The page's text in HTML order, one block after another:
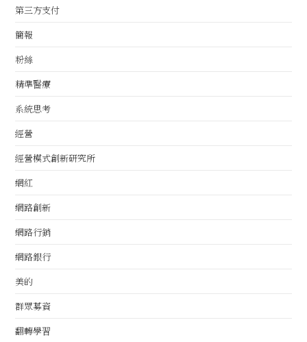
第三方支付
簡報
粉絲
精準醫療
系統思考
經營
經營模式創新研究所
網紅
網路創新
網路行銷
網路銀行
美的
群眾募資
翻轉學習